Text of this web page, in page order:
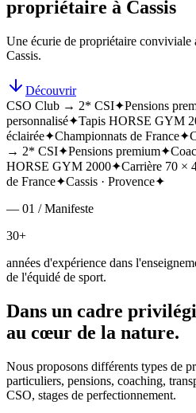
propriétaire à Cassis
Une écurie de propriétaire conviviale
Cassis.
Découvrir
CSO Club → 2* CSI✦Pensions
personnalisé✦Tapis HORSE GYM
éclairée✦Championnats de France✦
→ 2* CSI✦Pensions premium✦
HORSE GYM 2000✦Carrière 70 ×
de France✦Cassis · Provence✦
— 01 / Manifeste
30+
années d'expérience dans
de l'équidé de sport.
Dans un cadre
au cœur de la nature.
Nous proposons différents types de
particuliers, pensions, coaching,
CSO, stages de perfectionnement.